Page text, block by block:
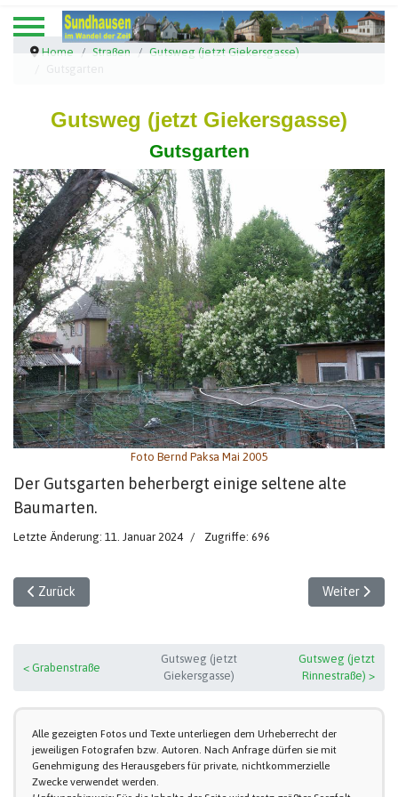
Home Straßen
Gutsweg (jetzt Giekersgasse)
Gutsweg (jetzt Giekersgasse)
Gutsgarten
Foto Bernd Paksa Mai 2005
Der Gutsgarten beherbergt einige seltene alte
Baumarten.
Letzte Änderung: 11. Januar 2024 Zugriffe: 696
Vorheriger Beitrag: Verwaltungsgebäude 1983
Zurück Nächster
Weiter
< Grabenstraße
Gutsweg (jetzt
Giekersgasse)
Gutsweg (jetzt
Rinnestraße) >
Alle gezeigten Fotos und Texte unterliegen dem Urheberrecht der
jeweiligen Fotografen bzw. Autoren. Nach Anfrage dürfen sie mit
Genehmigung des Herausgebers für private, nichtkommerzielle
Zwecke verwendet werden.